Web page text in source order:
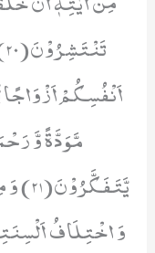
اَنْفُسِكُمْ
مَّوَدَّةً وَّ
وَ اخْتِلَافُ